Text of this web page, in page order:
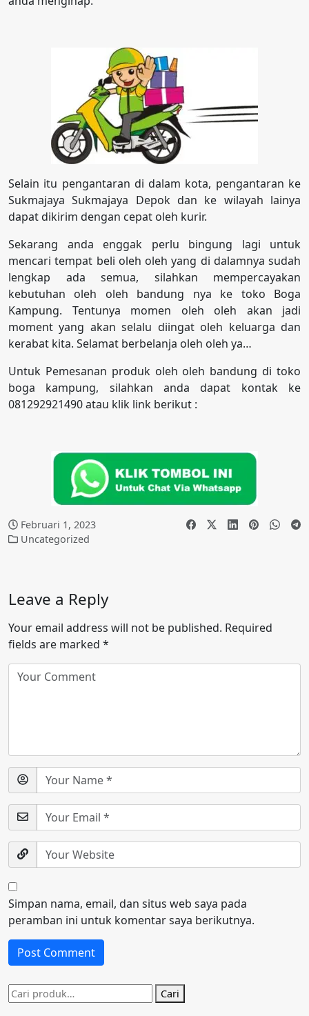
Selain itu pengantaran di dalam kota, pengantaran ke
Sukmajaya Sukmajaya Depok dan ke wilayah lainya
dapat dikirim dengan cepat oleh kurir.
Sekarang anda enggak perlu bingung lagi untuk
mencari tempat beli oleh oleh yang di dalamnya sudah
lengkap ada semua, silahkan mempercayakan
kebutuhan oleh oleh bandung nya ke toko Boga
Kampung. Tentunya momen oleh oleh akan jadi
moment yang akan selalu diingat oleh keluarga dan
kerabat kita. Selamat berbelanja oleh oleh ya…
Untuk Pemesanan produk oleh oleh bandung di toko
boga kampung, silahkan anda dapat kontak ke
081292921490 atau klik link berikut :
Februari 1, 2023
Uncategorized
Leave a Reply
Your email address will not be published. Required
fields are marked *
Simpan nama, email, dan situs web saya pada
peramban ini untuk komentar saya berikutnya.
Pencarian
untuk:
Cari